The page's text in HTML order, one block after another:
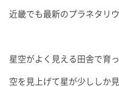
近畿でも最新のプラネタリ
星空がよく見える田舎で育っ
空を見上げて星が少ししか